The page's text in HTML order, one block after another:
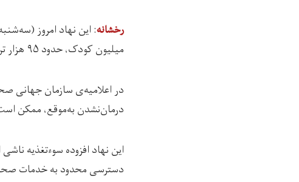
رخشانه: اين نهاد امروز (سه‌شنبه، ۱۲ جوزا) با نشر پستی در
میلیون کودک، حدود ۹۵ هزار تن آن‌ها با سوءتغذیه حاد همراه با عوارض صحی روبه‌رو خواهند شد.
در اعلامیه‌ی سازمان جهانی
درمان‌نشدن به‌موقع، ممکن
این نهاد افزوده سوءتغذیه
دسترسی محدود به خدمات صحی